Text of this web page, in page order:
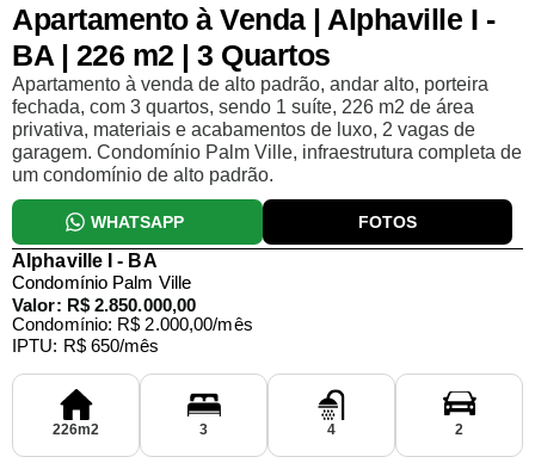
Apartamento à Venda | Alphaville I -
BA | 226 m2 | 3 Quartos
Apartamento à venda de alto padrão, andar alto, porteira
fechada, com 3 quartos, sendo 1 suíte, 226 m2 de área
privativa, materiais e acabamentos de luxo, 2 vagas de
garagem. Condomínio Palm Ville, infraestrutura completa de
um condomínio de alto padrão.
WHATSAPP FOTOS
Alphaville I - BA
Condomínio Palm Ville
Valor: R$ 2.850.000,00
Condomínio: R$ 2.000,00/mês
IPTU: R$ 650/mês
226m2 3 4 2